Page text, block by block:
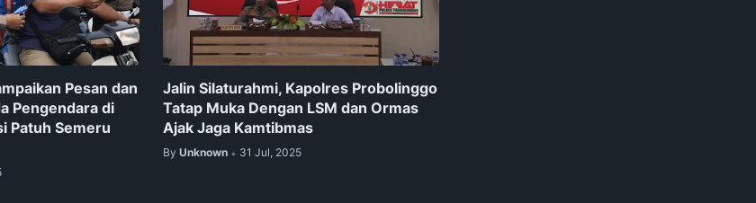
Pesan dan
Pengendara di
Patuh Semeru
Jalin Silaturahmi, Kapolres Probolinggo
Tatap Muka Dengan LSM dan Ormas
Ajak Jaga Kamtibmas
By Unknown • 31 Jul, 2025